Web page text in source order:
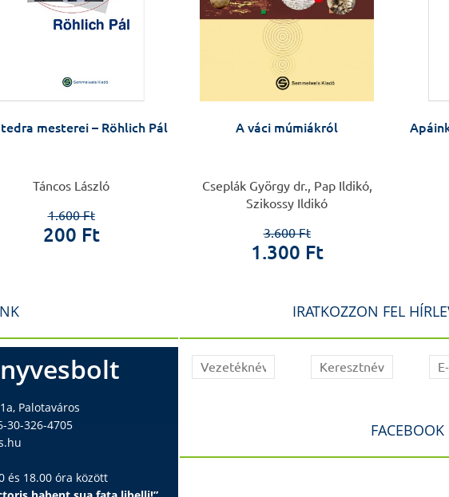
mesterei – Röhlich Pál
Táncos László
1.600 Ft
200 Ft
A váci múmiákról
Cseplák György dr., Pap Ildikó,
Szikossy Ildikó
3.600 Ft
1.300 Ft
Palotaváros
30-326-4705
és 18.00 óra között
IRATKOZZON FEL
FACEBOOK